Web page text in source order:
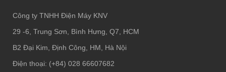
Công ty TNHH Điện Máy KNV
29 -6, Trung Sơn, Bình Hưng, Q7, HCM
B2 Đại Kim, Định Công, HM, Hà Nội
Điện thoại: (+84) 028 66607682